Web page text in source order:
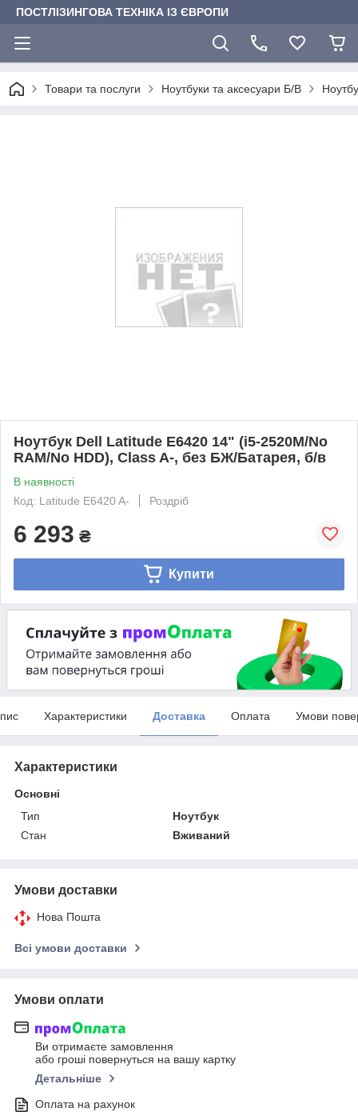
ПОСТЛІЗИНГОВА ТЕХНІКА ІЗ ЄВРОПИ
Товари та послуги Ноутбуки та аксесуари Б/В
Ноутбук Dell Latitude E6420 14" (i5-2520M/No
RAM/No HDD), Class A-, без БЖ/Батарея, б/в
В наявності
Код: Latitude E6420 A-
Роздріб
6 293 ₴
Купити
Характеристики Доставка Оплата Умови
Характеристики
Основні
Тип
Ноутбук
Стан
Вживаний
Умови доставки
Нова Пошта
Всі умови доставки
Умови оплати
Ви отримаєте замовлення
або гроші повернуться на вашу картку
Детальніше
Оплата на рахунок